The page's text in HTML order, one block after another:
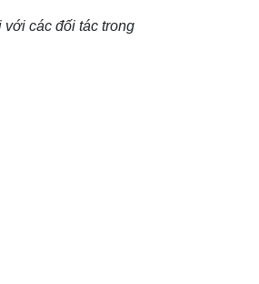
các đối tác trong